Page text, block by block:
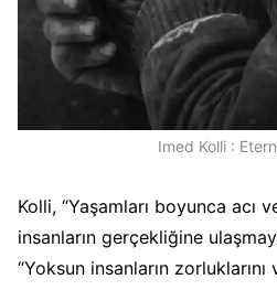
Imed Kolli :
Kolli, “Yaşamları boyunca acı
insanların gerçekliğine
“Yoksun insanların